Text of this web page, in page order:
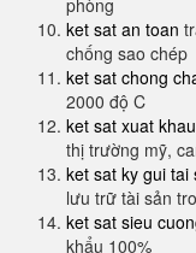
phòng
ket sat an toan
chống sao chép
ket sat chong
2000 độ C
ket sat xuat
thị trường mỹ,
ket sat ky gui tai
lưu trữ tài sản
ket sat sieu
khẩu 100%